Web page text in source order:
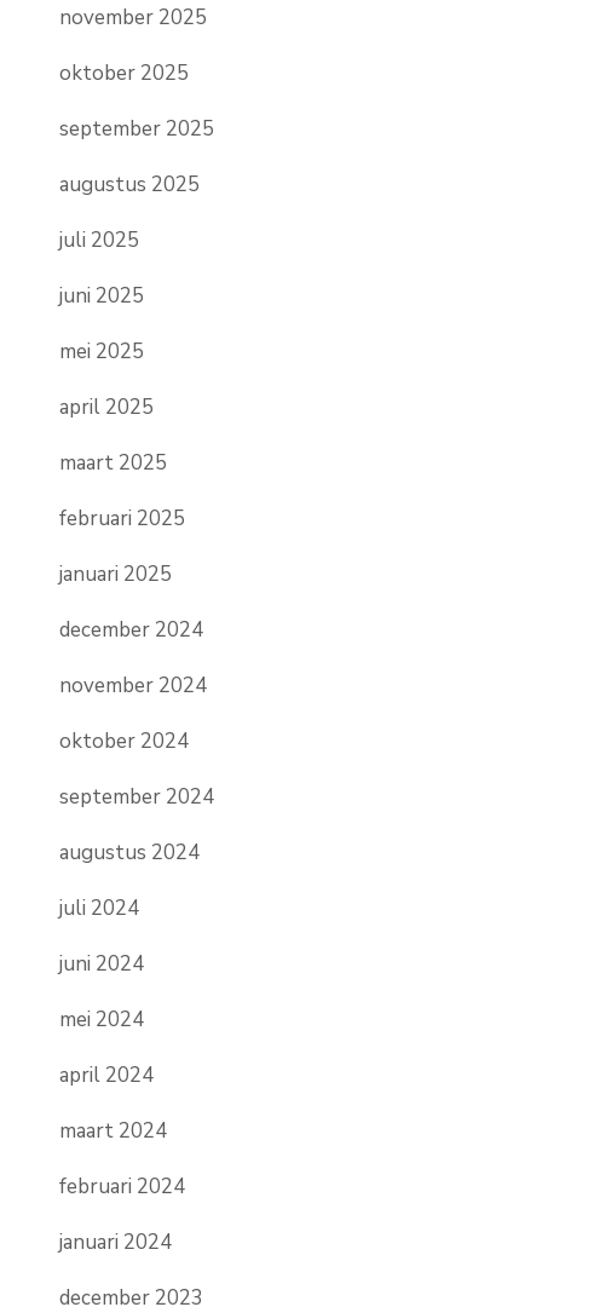
november 2025
oktober 2025
september 2025
augustus 2025
juli 2025
juni 2025
mei 2025
april 2025
maart 2025
februari 2025
januari 2025
december 2024
november 2024
oktober 2024
september 2024
augustus 2024
juli 2024
juni 2024
mei 2024
april 2024
maart 2024
februari 2024
januari 2024
december 2023